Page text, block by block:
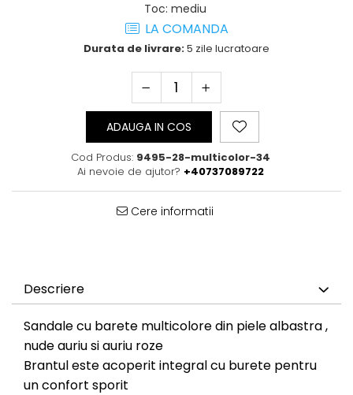
Toc: mediu
LA COMANDA
Durata de livrare:5 zile lucratoare
ADAUGA IN COS
Cod Produs: 9495-28-multicolor-34
Ai nevoie de ajutor? +40737089722
Cere informatii
Descriere
Sandale cu barete multicolore din piele albastra ,
nude auriu si auriu roze
Brantul este acoperit integral cu burete pentru
un confort sporit